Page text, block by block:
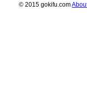
© 2015 gokifu.com